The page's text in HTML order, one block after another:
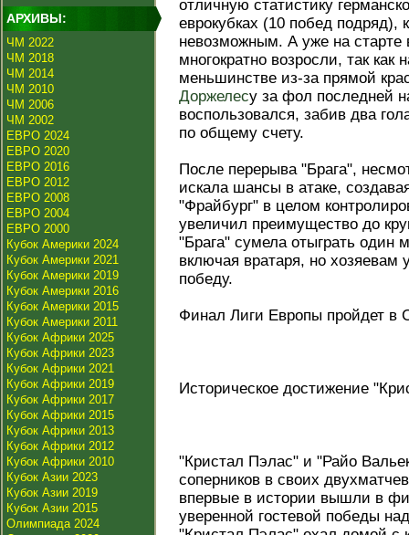
АРХИВЫ:
ЧМ 2022
ЧМ 2018
ЧМ 2014
ЧМ 2010
ЧМ 2006
ЧМ 2002
ЕВРО 2024
ЕВРО 2020
ЕВРО 2016
ЕВРО 2012
ЕВРО 2008
ЕВРО 2004
ЕВРО 2000
Кубок Америки 2024
Кубок Америки 2021
Кубок Америки 2019
Кубок Америки 2016
Кубок Америки 2015
Кубок Америки 2011
Кубок Африки 2025
Кубок Африки 2023
Кубок Африки 2021
Кубок Африки 2019
Кубок Африки 2017
Кубок Африки 2015
Кубок Африки 2013
Кубок Африки 2012
Кубок Африки 2010
Кубок Азии 2023
Кубок Азии 2019
Кубок Азии 2015
Олимпиада 2024
отличную статистику
еврокубках (10 побед подряд),
невозможным. А уже на старте
многократно возросли, так
меньшинстве из-за прямой
Доржелесу за фол последней
воспользовался, забив два
по общему счету.
После перерыва "Брага",
искала шансы в атаке,
"Фрайбург" в целом
увеличил преимущество до
"Брага" сумела отыграть один
включая вратаря, но хозяевам
победу.
Финал Лиги Европы пройдет в
Историческое достижение
"Кристал Пэлас" и "Райо
соперников в своих
впервые в истории вышли в
уверенной гостевой победы